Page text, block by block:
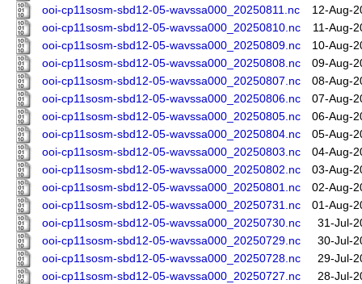
ooi-cp11sosm-sbd12-05-wavssa000_20250811.nc
12-Aug-
ooi-cp11sosm-sbd12-05-wavssa000_20250810.nc
11-Aug-
ooi-cp11sosm-sbd12-05-wavssa000_20250809.nc
10-Aug-
ooi-cp11sosm-sbd12-05-wavssa000_20250808.nc
09-Aug-
ooi-cp11sosm-sbd12-05-wavssa000_20250807.nc
08-Aug-
ooi-cp11sosm-sbd12-05-wavssa000_20250806.nc
07-Aug-
ooi-cp11sosm-sbd12-05-wavssa000_20250805.nc
06-Aug-
ooi-cp11sosm-sbd12-05-wavssa000_20250804.nc
05-Aug-
ooi-cp11sosm-sbd12-05-wavssa000_20250803.nc
04-Aug-
ooi-cp11sosm-sbd12-05-wavssa000_20250802.nc
03-Aug-
ooi-cp11sosm-sbd12-05-wavssa000_20250801.nc
02-Aug-
ooi-cp11sosm-sbd12-05-wavssa000_20250731.nc
01-Aug-
ooi-cp11sosm-sbd12-05-wavssa000_20250730.nc
31-Jul-
ooi-cp11sosm-sbd12-05-wavssa000_20250729.nc
30-Jul-
ooi-cp11sosm-sbd12-05-wavssa000_20250728.nc
29-Jul-
ooi-cp11sosm-sbd12-05-wavssa000_20250727.nc
28-Jul-